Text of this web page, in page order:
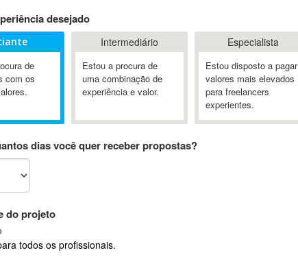
desejado
de
com os
Intermediário
Estou a procura de
uma combinação de
experiência e valor.
Especialista
Estou disposto a pagar
valores mais elevados
para freelancers
experientes.
dias você quer receber propostas?
do projeto
todos os profissionais.